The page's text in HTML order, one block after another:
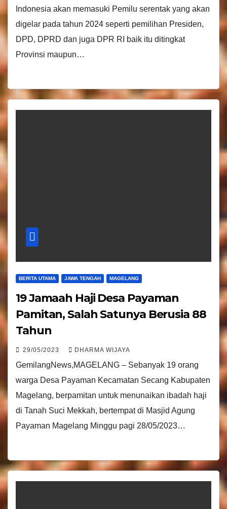
Indonesia akan memasuki Pemilu serentak yang akan
digelar pada tahun 2024 seperti pemilihan Presiden,
DPD, DPRD dan juga DPR RI baik itu ditingkat
Provinsi maupun…
BERITA UTAMA JAWA TENGAH MAGELANG
19 Jamaah Haji Desa Payaman
Pamitan, Salah Satunya Berusia 88
Tahun
29/05/2023 DHARMA WIJAYA
GemilangNews,MAGELANG – Sebanyak 19 orang
warga Desa Payaman Kecamatan Secang Kabupaten
Magelang, berpamitan untuk menunaikan ibadah haji
di Tanah Suci Mekkah, bertempat di Masjid Agung
Payaman Magelang Minggu pagi 28/05/2023…